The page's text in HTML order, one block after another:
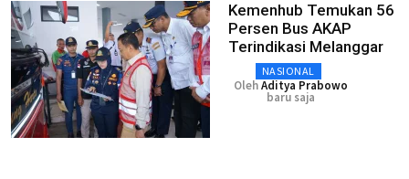
Kemenhub Temukan 56
Persen Bus AKAP
Terindikasi Melanggar
NASIONAL
OlehAditya Prabowo
baru saja